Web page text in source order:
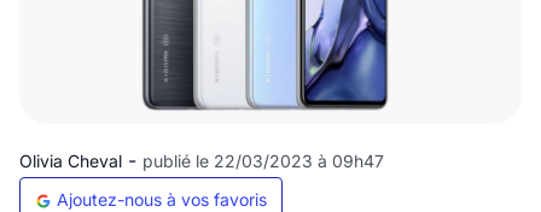
Olivia Cheval - publié le 22/03/2023 à 09h47
Ajoutez-nous à vos favoris